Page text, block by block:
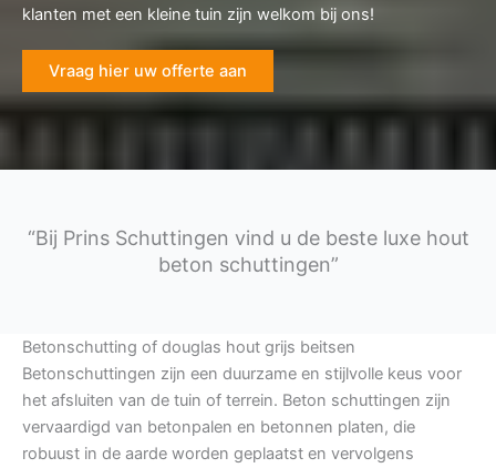
klanten met een kleine tuin zijn welkom bij ons!
Vraag hier uw offerte aan
“Bij Prins Schuttingen vind u de beste luxe hout
beton schuttingen”
Betonschutting of douglas hout grijs beitsen
Betonschuttingen zijn een duurzame en stijlvolle keus voor
het afsluiten van de tuin of terrein. Beton schuttingen zijn
vervaardigd van betonpalen en betonnen platen, die
robuust in de aarde worden geplaatst en vervolgens